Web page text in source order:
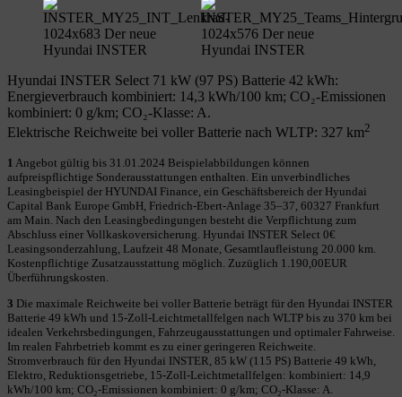
Hyundai INSTER Select 71 kW (97 PS) Batterie 42 kWh:
Energieverbrauch kombiniert: 14,3 kWh/100 km; CO₂-Emissionen
kombiniert: 0 g/km; CO₂-Klasse: A.
Elektrische Reichweite bei voller Batterie nach WLTP: 327 km2
1 Angebot gültig bis 31.01.2024 Beispielabbildungen können
aufpreispflichtige Sonderausstattungen enthalten. Ein unverbindliches
Leasingbeispiel der HYUNDAI Finance, ein Geschäftsbereich der Hyundai
Capital Bank Europe GmbH, Friedrich-Ebert-Anlage 35–37, 60327 Frankfurt
am Main. Nach den Leasingbedingungen besteht die Verpflichtung zum
Abschluss einer Vollkaskoversicherung. Hyundai INSTER Select 0€
Leasingsonderzahlung, Laufzeit 48 Monate, Gesamtlaufleistung 20.000 km.
Kostenpflichtige Zusatzausstattung möglich. Zuzüglich 1.190,00EUR
Überführungskosten.
3 Die maximale Reichweite bei voller Batterie beträgt für den Hyundai INSTER
Batterie 49 kWh und 15-Zoll-Leichtmetallfelgen nach WLTP bis zu 370 km bei
idealen Verkehrsbedingungen, Fahrzeugausstattungen und optimaler Fahrweise.
Im realen Fahrbetrieb kommt es zu einer geringeren Reichweite.
Stromverbrauch für den Hyundai INSTER, 85 kW (115 PS) Batterie 49 kWh,
Elektro, Reduktionsgetriebe, 15-Zoll-Leichtmetallfelgen: kombiniert: 14,9
kWh/100 km; CO₂-Emissionen kombiniert: 0 g/km; CO₂-Klasse: A.